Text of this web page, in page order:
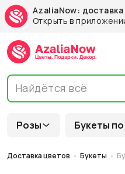
AzaliaNow:
Открыть в
Розы Букеты
Доставка цветов Букеты